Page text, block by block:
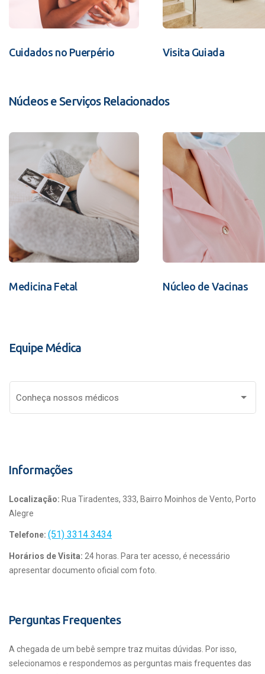
Cuidados no Puerpério Visita Guiada
Núcleos e Serviços Relacionados
Medicina Fetal Núcleo de Vacinas
Equipe Médica
Conheça nossos médicos
Informações
Localização: Rua Tiradentes, 333, Bairro Moinhos de Vento, Porto
Alegre
Telefone: (51) 3314 3434
Horários de Visita: 24 horas. Para ter acesso, é necessário
apresentar documento oficial com foto.
Perguntas Frequentes
A chegada de um bebê sempre traz muitas dúvidas. Por isso,
selecionamos e respondemos as perguntas mais frequentes das